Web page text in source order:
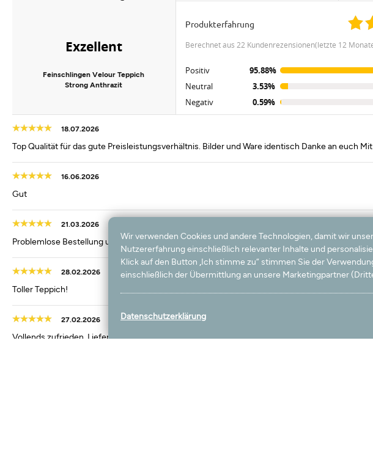
Exzellent
Feinschlingen Velour Teppich
Strong Anthrazit
Produkterfahrung
berechnet aus 22 Kundenrezensionen(letzte 12
Positiv
95.88%
Neutral
3.53%
Negativ
0.59%
18.07.2026
Top Qualität für das gute Preisleistungsverhältnis. Bilder und Ware identisch Danke an euch
16.06.2026
Gut
21.03.2026
Problemlose Bestellung und schnelle Lieferung
28.02.2026
Toller Teppich!
27.02.2026
Vollends zufrieden, Lieferung top Ware top Lieferzeiten top Qualität top. Also Leute immer
Wir verwenden Cookies und andere Technologien, damit wir
Nutzererfahrung einschließlich relevanter Inhalte und
Klick auf den Button „Ich stimme zu“ stimmen Sie der
einschließlich der Übermittlung an unsere Marketingpartner
Datenschutzerklärung